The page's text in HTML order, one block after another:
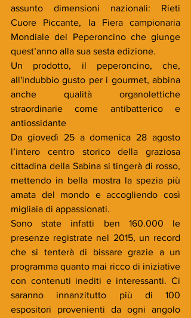
assunto dimensioni nazionali: Rieti
Cuore Piccante, la Fiera campionaria
Mondiale del Peperoncino che giunge
quest’anno alla sua sesta edizione.
Un prodotto, il peperoncino, che,
all'indubbio gusto per i gourmet, abbina
anche qualità organolettiche
straordinarie come antibatterico e
antiossidante
Da giovedì 25 a domenica 28 agosto
l’intero centro storico della graziosa
cittadina della Sabina si tingerà di rosso,
mettendo in bella mostra la spezia più
amata del mondo e accogliendo così
migliaia di appassionati.
Sono state infatti ben 160.000 le
presenze registrate nel 2015, un record
che si tenterà di bissare grazie a un
programma quanto mai ricco di iniziative
con contenuti inediti e interessanti. Ci
saranno innanzitutto più di 100
espositori provenienti da ogni angolo